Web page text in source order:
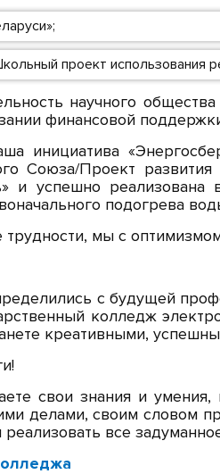
проект использования
научного
финансовой
инициатива
Союза/Проект
и успешно
подогрева
трудности, мы с
с будущей
колледж
креативными,
свои знания и
делами, своим словом
все